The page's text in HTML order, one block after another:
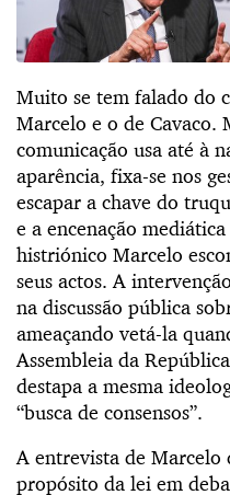
Muito se tem falado do
Marcelo e o de Cavaco.
comunicação usa até à
aparência, fixa-se nos
escapar a chave do
e a encenação
histriónico Marcelo
seus actos. A
na discussão pública
ameaçando vetá-la
Assembleia da
destapa a mesma
“busca de consensos”.
A entrevista de Marcelo
propósito da lei em